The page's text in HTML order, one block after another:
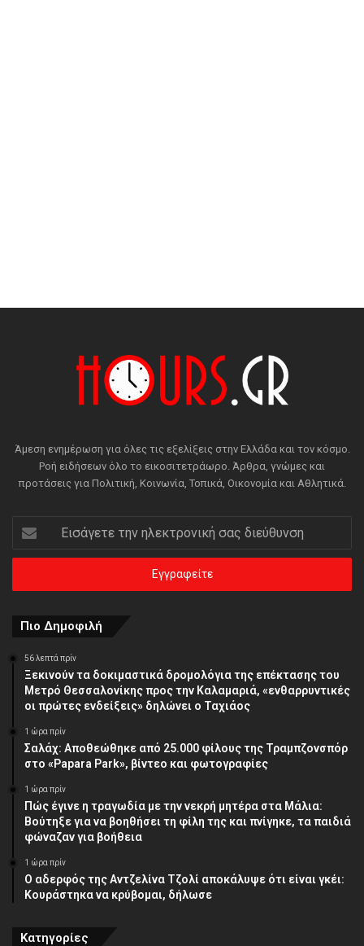
Άμεση ενημέρωση για όλες τις εξελίξεις στην Ελλάδα και τον κόσμο.
Ροή ειδήσεων όλο το εικοσιτετράωρο. Άρθρα, γνώμες και
προτάσεις για Πολιτική, Κοινωνία, Τοπικά, Οικονομία και Αθλητικά.
την
ηλεκτρονική
διεύθυνση
Πιο Δημοφιλή
56 λεπτά πρίν
Ξεκινούν τα δοκιμαστικά δρομολόγια της επέκτασης του
Μετρό Θεσσαλονίκης προς την Καλαμαριά, «ενθαρρυντικές
οι πρώτες ενδείξεις» δηλώνει ο Ταχιάος
1 ώρα πρίν
Σαλάχ: Αποθεώθηκε από 25.000 φίλους της Τραμπζονσπόρ
στο «Papara Park», βίντεο και φωτογραφίες
1 ώρα πρίν
Πώς έγινε η τραγωδία με την νεκρή μητέρα στα Μάλια:
Βούτηξε για να βοηθήσει τη φίλη της και πνίγηκε, τα παιδιά
φώναζαν για βοήθεια
1 ώρα πρίν
Ο αδερφός της Αντζελίνα Τζολί αποκάλυψε ότι είναι γκέι:
Κουράστηκα να κρύβομαι, δήλωσε
Κατηγορίες